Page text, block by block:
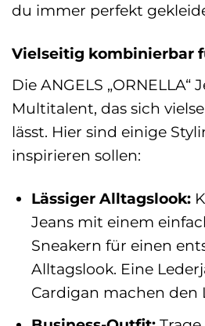
du immer perfekt
Vielseitig kombinierbar
Die ANGELS „ORNELLA“
Multitalent, das sich
lässt. Hier sind einige
inspirieren sollen:
Lässiger Alltagslook:
Jeans mit einem
Sneakern für einen
Alltagslook. Eine
Cardigan machen den